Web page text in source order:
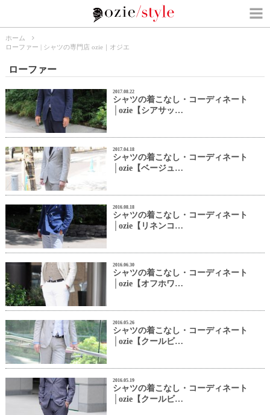
ホーム
ローファー | シャツの専門店 ozie｜オジエ
ローファー
2017.08.22
シャツの着こなし・コーディネート
│ozie【シアサッ…
2017.04.18
シャツの着こなし・コーディネート
│ozie【ベージュ…
2016.08.18
シャツの着こなし・コーディネート
│ozie【リネンコ…
2016.06.30
シャツの着こなし・コーディネート
│ozie【オフホワ…
2016.05.26
シャツの着こなし・コーディネート
│ozie【クールビ…
2016.05.19
シャツの着こなし・コーディネート
│ozie【クールビ…